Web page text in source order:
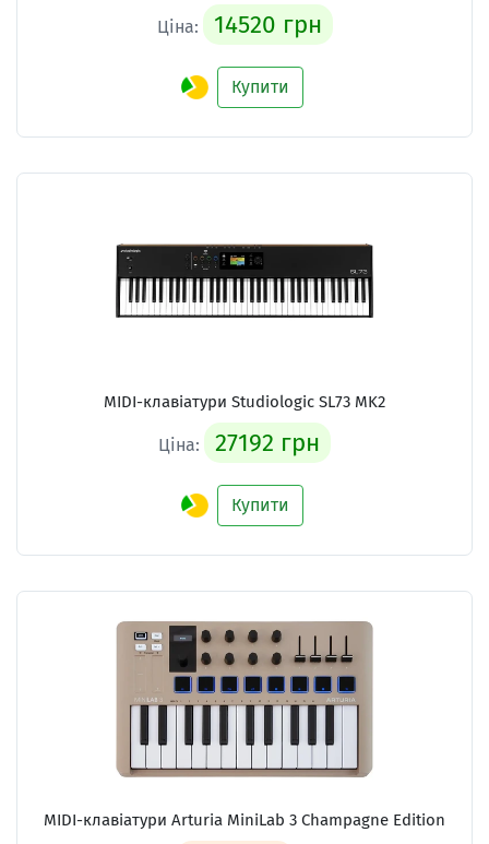
Ціна: 14520 грн
Купити
MIDI-клавіатури Studiologic SL73 MK2
Ціна: 27192 грн
Купити
MIDI-клавіатури Arturia MiniLab 3 Champagne Edition